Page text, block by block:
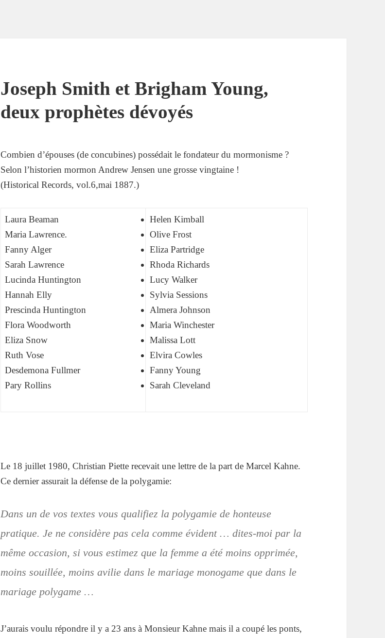
Joseph Smith et Brigham Young,
deux prophètes dévoyés
Combien d’épouses (de concubines) possédait le fondateur du mormonisme ?
Selon l’historien mormon Andrew Jensen une grosse vingtaine !
(Historical Records, vol.6,mai 1887.)
Laura Beaman
Maria Lawrence.
Fanny Alger
Sarah Lawrence
Lucinda Huntington
Hannah Elly
Prescinda Huntington
Flora Woodworth
Eliza Snow
Ruth Vose
Desdemona Fullmer
Pary Rollins
Helen Kimball
Olive Frost
Eliza Partridge
Rhoda Richards
Lucy Walker
Sylvia Sessions
Almera Johnson
Maria Winchester
Malissa Lott
Elvira Cowles
Fanny Young
Sarah Cleveland
Le 18 juillet 1980, Christian Piette recevait une lettre de la part de Marcel Kahne.
Ce dernier assurait la défense de la polygamie:
Dans un de vos textes vous qualifiez la polygamie de honteuse
pratique. Je ne considère pas cela comme évident … dites-moi par la
même occasion, si vous estimez que la femme a été moins opprimée,
moins souillée, moins avilie dans le mariage monogame que dans le
mariage polygame …
J’aurais voulu répondre il y a 23 ans à Monsieur Kahne mais il a coupé les ponts,